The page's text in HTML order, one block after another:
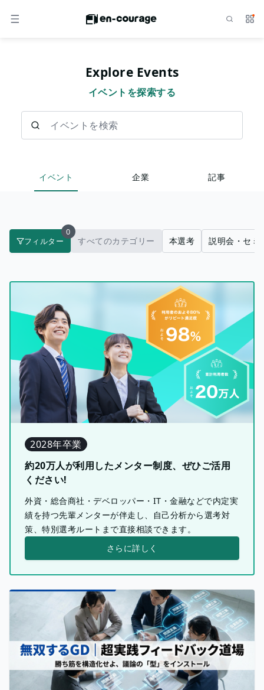
メニュー サ
Explore Events
イベントを探索する
イベント 企業 記事
フィルター
0
すべてのカテゴリー 本選考 説明会・セミ
2028年卒業
約20万人が利用したメンター制度、ぜひご活用
ください!
外資・総合商社・デベロッパー・IT・金融などで内定実
績を持つ先輩メンターが伴走し、自己分析から選考対
策、特別選考ルートまで直接相談できます。
さらに詳しく